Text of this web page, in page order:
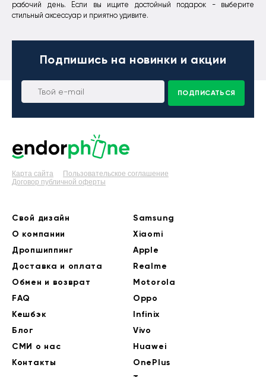
рабочий день. Если вы ищите достойный подарок - выберите
стильный аксессуар и приятно удивите.
Подпишись на новинки и акции
ПОДПИСАТЬСЯ
Карта сайта
Пользовательское соглашение
Договор публичной оферты
Свой дизайн
О компании
Дропшиппинг
Доставка и оплата
Обмен и возврат
FAQ
Кешбэк
Блог
СМИ о нас
Контакты
Samsung
Xiaomi
Apple
Realme
Motorola
Oppo
Infinix
Vivo
Huawei
OnePlus